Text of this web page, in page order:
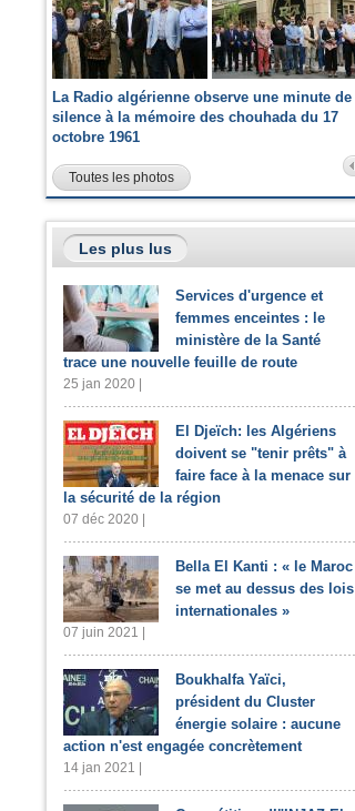
La Radio algérienne observe une minute de
silence à la mémoire des chouhada du 17
octobre 1961
Toutes les photos
Les plus lus
Services d'urgence et
femmes enceintes : le
ministère de la Santé
trace une nouvelle feuille de route
25 jan 2020 |
El Djeïch: les Algériens
doivent se "tenir prêts" à
faire face à la menace sur
la sécurité de la région
07 déc 2020 |
Bella El Kanti : « le Maroc
se met au dessus des lois
internationales »
07 juin 2021 |
Boukhalfa Yaïci,
président du Cluster
énergie solaire : aucune
action n'est engagée concrètement
14 jan 2021 |